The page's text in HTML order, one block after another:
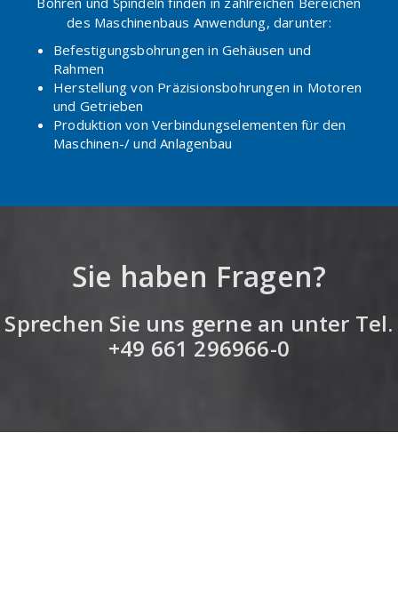
des Maschinenbaus Anwendung, darunter:
Befestigungsbohrungen in Gehäusen und
Rahmen
Herstellung von Präzisionsbohrungen in Motoren
und Getrieben
Produktion von Verbindungselementen für den
Maschinen-/ und Anlagenbau
Sie haben Fragen?
Sprechen Sie uns gerne an unter Tel.
+49 661 296966-0